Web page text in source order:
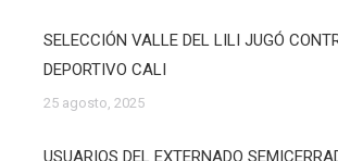
SELECCIÓN VALLE DEL LILI JUGÓ
DEPORTIVO CALI
25 agosto, 2025
USUARIOS DEL EXTERNADO